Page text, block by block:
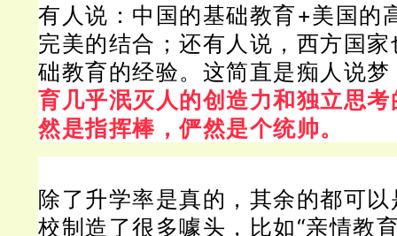
有人说： 中国的基础教育+美国的
完美的结合； 还有人说，西方国
础教育的经验。 这简直是痴人说梦
育几乎泯灭人的创造力和独立思
然是指挥棒，俨然是个统帅。
除了升学率是真的，其余的都可
校制造了很多噱头，比如“亲情教